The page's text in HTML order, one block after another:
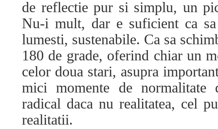
de reflectie pur si simplu, un
Nu-i mult, dar e suficient ca
lumesti, sustenabile. Ca sa
180 de grade, oferind chiar un
celor doua stari, asupra
mici momente de
radical daca nu realitatea, cel
realitatii.